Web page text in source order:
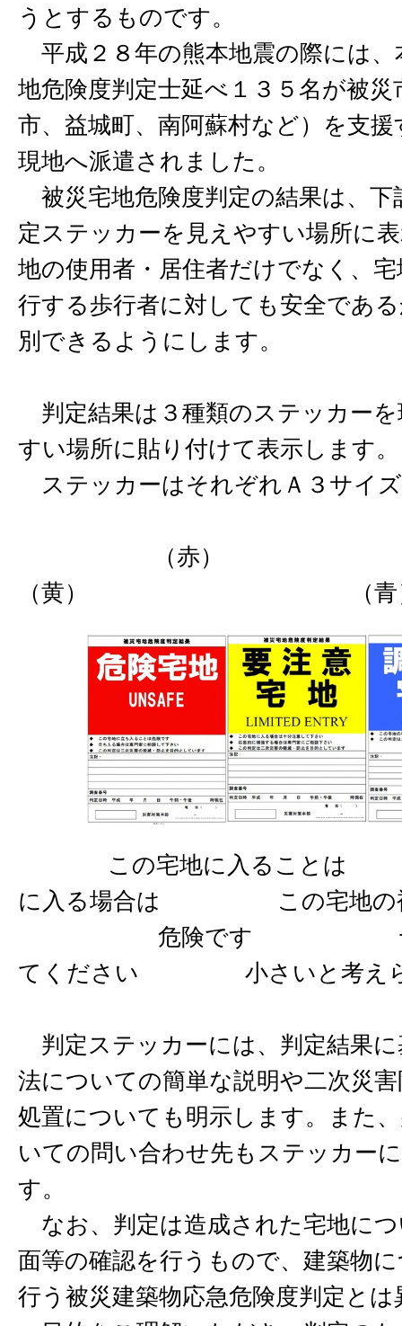
うとするものです。
平成２８年の熊本地震の際には、
地危険度判定士延べ１３５名が被災
市、益城町、南阿蘇村など）を支
現地へ派遣されました。
被災宅地危険度判定の結果は、下
定ステッカーを見えやすい場所に
地の使用者・居住者だけでなく、
行する歩行者に対しても安全であ
別できるようにします。
判定結果は３種類のステッカー
すい場所に貼り付けて表示します。
ステッカーはそれぞれＡ３サイ
（赤
（黄） （青
この宅地に入ることは
に入る場合は この宅地の被
危険です 十分に
てください 小さいと考えら
判定ステッカーには、判定結果に
法についての簡単な説明や二次災
処置についても明示します。また
いての問い合わせ先もステッカー
す。
なお、判定は造成された宅地に
面等の確認を行うもので、建築物
行う被災建築物応急危険度判定と